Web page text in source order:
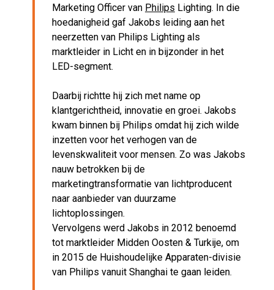
Marketing Officer van Philips Lighting. In die
hoedanigheid gaf Jakobs leiding aan het
neerzetten van Philips Lighting als
marktleider in Licht en in bijzonder in het
LED-segment.
Daarbij richtte hij zich met name op
klantgerichtheid, innovatie en groei. Jakobs
kwam binnen bij Philips omdat hij zich wilde
inzetten voor het verhogen van de
levenskwaliteit voor mensen. Zo was Jakobs
nauw betrokken bij de
marketingtransformatie van lichtproducent
naar aanbieder van duurzame
lichtoplossingen.
Vervolgens werd Jakobs in 2012 benoemd
tot marktleider Midden Oosten & Turkije, om
in 2015 de Huishoudelijke Apparaten-divisie
van Philips vanuit Shanghai te gaan leiden.